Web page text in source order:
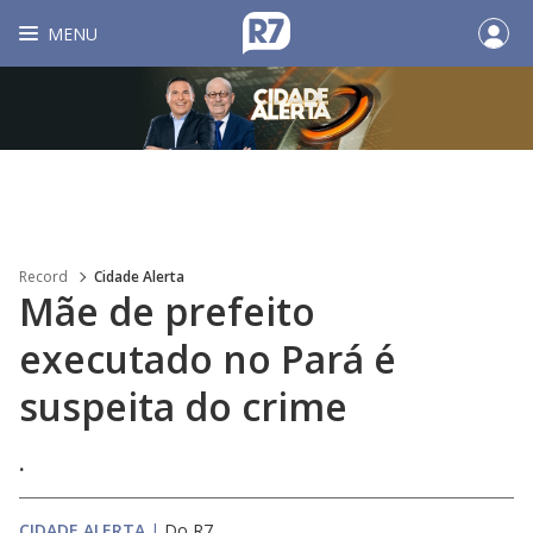
MENU
Record Cidade Alerta
Mãe de prefeito
executado no Pará é
suspeita do crime
.